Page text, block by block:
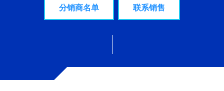
分销商名单 联系销售